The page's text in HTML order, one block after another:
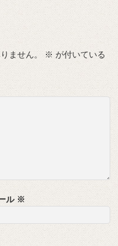
ません。 ※ が付いている
ル ※